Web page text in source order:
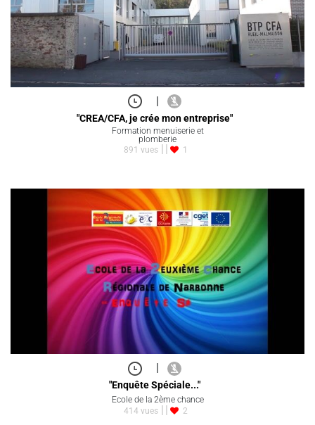
|
"CREA/CFA, je crée mon entreprise"
Formation menuiserie et
plomberie
891 vues
1
|
"Enquête Spéciale..."
Ecole de la 2ème chance
414 vues
2